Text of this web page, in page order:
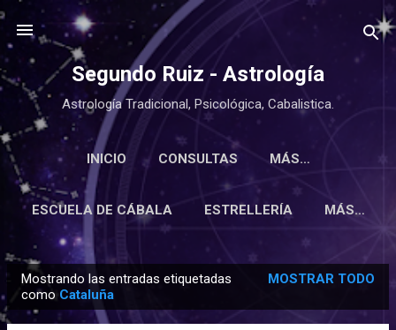
Ir al contenido principal
Segundo Ruiz - Astrología
Astrología Tradicional, Psicológica, Cabalistica.
INICIO CONSULTAS MÁS…
ESCUELA DE CÁBALA ESTRELLERÍA MÁS…
n
Mostrando las entradas etiquetadas
como Cataluña
MOSTRAR TODO